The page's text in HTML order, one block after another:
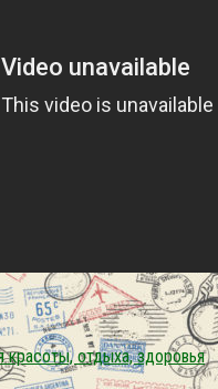
красоты, отдыха, здоровья